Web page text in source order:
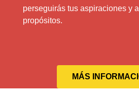
perseguirás tus aspiraciones y
propósitos.
MÁS